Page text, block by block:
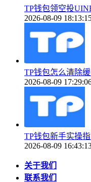
TP钱包领空投
2026-08-09
TP钱包怎么清除
2026-08-09
TP钱包新手实操
2026-08-09
关于我们
联系我们